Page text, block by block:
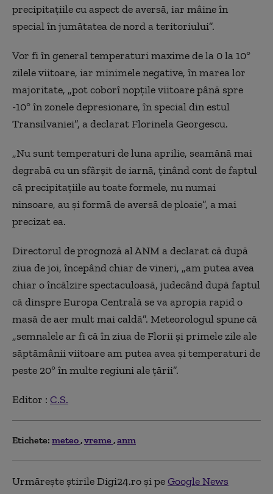
precipitațiile cu aspect de aversă, iar mâine în
special în jumătatea de nord a teritoriului”.
Vor fi în general temperaturi maxime de la 0 la 10°
zilele viitoare, iar minimele negative, în marea lor
majoritate, „pot coborî nopțile viitoare până spre
-10° în zonele depresionare, în special din estul
Transilvaniei”, a declarat Florinela Georgescu.
„Nu sunt temperaturi de luna aprilie, seamănă mai
degrabă cu un sfârșit de iarnă, ținând cont de faptul
că precipitațiile au toate formele, nu numai
ninsoare, au și formă de aversă de ploaie”, a mai
precizat ea.
Directorul de prognoză al ANM a declarat că după
ziua de joi, începând chiar de vineri, „am putea avea
chiar o încălzire spectaculoasă, judecând după faptul
că dinspre Europa Centrală se va apropia rapid o
masă de aer mult mai caldă”. Meteorologul spune că
„semnalele ar fi că în ziua de Florii și primele zile ale
săptămânii viitoare am putea avea și temperaturi de
peste 20° în multe regiuni ale țării”.
Editor : C.S.
Etichete: meteo vreme anm
Urmărește știrile Digi24.ro și peGoogle News